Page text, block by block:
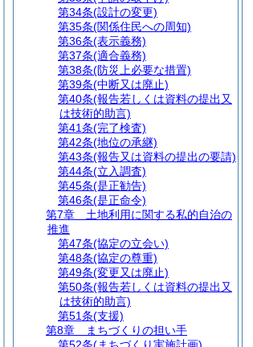
第34条(設計の変更)
第35条(関係住民への周知)
第36条(表示義務)
第37条(適合義務)
第38条(防災上必要な措置)
第39条(中断又は廃止)
第40条(報告若しくは資料の提出又
は技術的助言)
第41条(完了検査)
第42条(地位の承継)
第43条(報告又は資料の提出の要請)
第44条(立入調査)
第45条(是正勧告)
第46条(是正命令)
第7章
土地利用に関する私的自治の
推進
第47条(協定の立会い)
第48条(協定の尊重)
第49条(変更又は廃止)
第50条(報告若しくは資料の提出又
は技術的助言)
第51条(支援)
第8章
まちづくりの担い手